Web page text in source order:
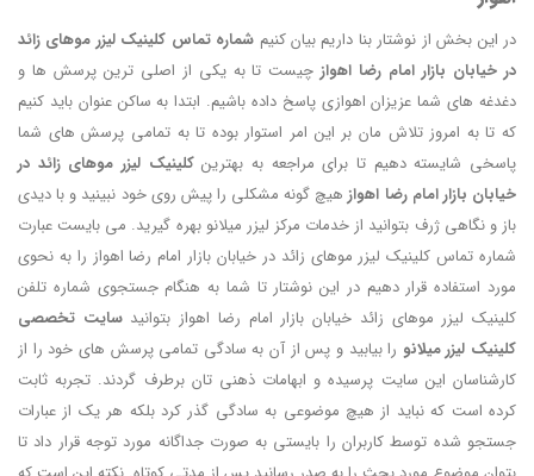
در این بخش از نوشتار بنا داریم بیان کنیم شماره تماس کلینیک لیزر موهای زائد
در خیابان بازار امام رضا اهوازچیست تا به یکی از اصلی ترین پرسش ها و
دغدغه های شما عزیزان اهوازی پاسخ داده باشیم. ابتدا به ساکن عنوان باید کنیم
که تا به امروز تلاش مان بر این امر استوار بوده تا به تمامی پرسش های شما
پاسخی شایسته دهیم تا برای مراجعه به بهترینکلینیک لیزر موهای زائد در
خیابان بازار امام رضا اهوازهیچ گونه مشکلی را پیش روی خود نبینید و با دیدی
باز و نگاهی ژرف بتوانید از خدمات مرکز لیزر میلانو بهره گیرید. می بایست عبارت
شماره تماس کلینیک لیزر موهای زائد در خیابان بازار امام رضا اهواز را به نحوی
مورد استفاده قرار دهیم در این نوشتار تا شما به هنگام جستجوی شماره تلفن
کلینیک لیزر موهای زائد خیابان بازار امام رضا اهواز بتوانیدسایت تخصصی
کلینیک لیزر میلانو را بیابید و پس از آن به سادگی تمامی پرسش های خود را از
کارشناسان این سایت پرسیده و ابهامات ذهنی تان برطرف گردند. تجربه ثابت
کرده است که نباید از هیچ موضوعی به سادگی گذر کرد بلکه هر یک از عبارات
جستجو شده توسط کاربران را بایستی به صورت جداگانه مورد توجه قرار داد تا